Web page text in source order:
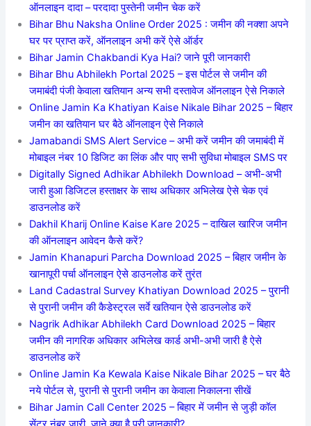
ऑनलाइन दादा – परदादा पुस्तेनी जमीन चेक करें
Bihar Bhu Naksha Online Order 2025 : जमीन की नक्शा अपने
घर पर प्राप्त करें, ऑनलाइन अभी करें ऐसे ऑर्डर
Bihar Jamin Chakbandi Kya Hai? जाने पूरी जानकारी
Bihar Bhu Abhilekh Portal 2025 – इस पोर्टल से जमीन की
जमाबंदी पंजी केवाला खतियान अन्य सभी दस्तावेज ऑनलाइन ऐसे निकाले
Online Jamin Ka Khatiyan Kaise Nikale Bihar 2025 – बिहार
जमीन का खतियान घर बैठे ऑनलाइन ऐसे निकाले
Jamabandi SMS Alert Service – अभी करें जमीन की जमाबंदी में
मोबाइल नंबर 10 डिजिट का लिंक और पाए सभी सुविधा मोबाइल SMS पर
Digitally Signed Adhikar Abhilekh Download – अभी-अभी
जारी हुआ डिजिटल हस्ताक्षर के साथ अधिकार अभिलेख ऐसे चेक एवं
डाउनलोड करें
Dakhil Kharij Online Kaise Kare 2025 – दाखिल खारिज जमीन
की ऑनलाइन आवेदन कैसे करें?
Jamin Khanapuri Parcha Download 2025 – बिहार जमीन के
खानापूरी पर्चा ऑनलाइन ऐसे डाउनलोड करें तुरंत
Land Cadastral Survey Khatiyan Download 2025 – पुरानी
से पुरानी जमीन की कैडेस्ट्रल सर्वे खतियान ऐसे डाउनलोड करें
Nagrik Adhikar Abhilekh Card Download 2025 – बिहार
जमीन की नागरिक अधिकार अभिलेख कार्ड अभी-अभी जारी है ऐसे
डाउनलोड करें
Online Jamin Ka Kewala Kaise Nikale Bihar 2025 – घर बैठे
नये पोर्टल से, पुरानी से पुरानी जमीन का केवाला निकालना सीखें
Bihar Jamin Call Center 2025 – बिहार में जमीन से जुड़ी कॉल